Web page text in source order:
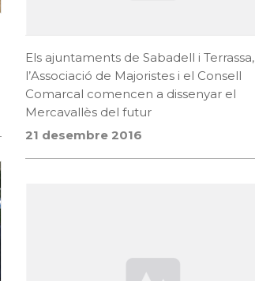
Els ajuntaments de Sabadell i Terrassa,
l’Associació de Majoristes i el Consell
Comarcal comencen a dissenyar el
Mercavallès del futur
21 desembre 2016